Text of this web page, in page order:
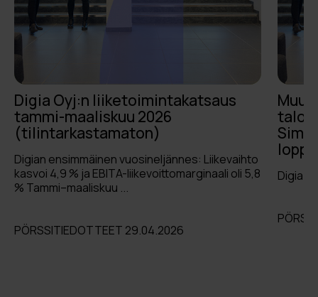
Digia Oyj:n liiketoimintakatsaus
tammi-maaliskuu 2026
(tilintarkastamaton)
Digian ensimmäinen vuosineljännes: Liikevaihto
kasvoi 4,9 % ja EBITA-liikevoittomarginaali oli 5,8
% Tammi–maaliskuu ...
PÖRSSITIEDOTTEET 29.04.2026
Digia